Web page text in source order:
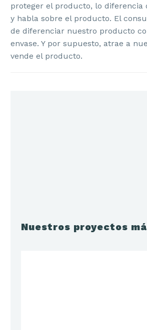
proteger el producto, lo diferencia
y habla sobre el producto. El
de diferenciar nuestro producto
envase. Y por supuesto, atrae a
vende el producto.
Nuestros proyectos